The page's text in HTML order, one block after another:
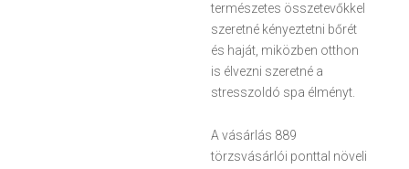
természetes összetevőkkel
szeretné kényeztetni bőrét
és haját, miközben otthon
is élvezni szeretné a
stresszoldó spa élményt.
A vásárlás 889
törzsvásárlói ponttal növeli